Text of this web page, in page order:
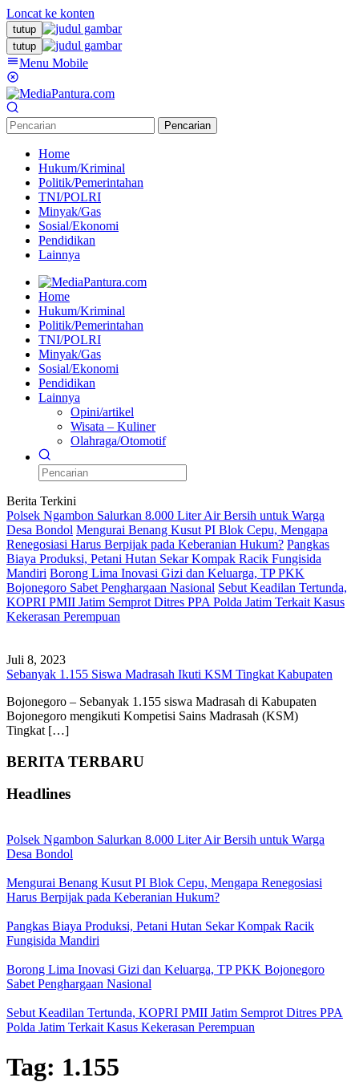
Loncat ke konten
tutup
tutup
Menu Mobile
Pencarian
Home
Hukum/Kriminal
Politik/Pemerintahan
TNI/POLRI
Minyak/Gas
Sosial/Ekonomi
Pendidikan
Lainnya
Home
Hukum/Kriminal
Politik/Pemerintahan
TNI/POLRI
Minyak/Gas
Sosial/Ekonomi
Pendidikan
Lainnya
Opini/artikel
Wisata – Kuliner
Olahraga/Otomotif
Berita Terkini
Polsek Ngambon Salurkan 8.000 Liter Air Bersih untuk Warga
Desa Bondol Mengurai Benang Kusut PI Blok Cepu, Mengapa
Renegosiasi Harus Berpijak pada Keberanian Hukum? Pangkas
Biaya Produksi, Petani Hutan Sekar Kompak Racik Fungisida
Mandiri Borong Lima Inovasi Gizi dan Keluarga, TP PKK
Bojonegoro Sabet Penghargaan Nasional Sebut Keadilan Tertunda,
KOPRI PMII Jatim Semprot Ditres PPA Polda Jatim Terkait Kasus
Kekerasan Perempuan
Juli 8, 2023
Sebanyak 1.155 Siswa Madrasah Ikuti KSM Tingkat Kabupaten
Bojonegoro – Sebanyak 1.155 siswa Madrasah di Kabupaten
Bojonegoro mengikuti Kompetisi Sains Madrasah (KSM)
Tingkat […]
BERITA TERBARU
Headlines
Polsek Ngambon Salurkan 8.000 Liter Air Bersih untuk Warga
Desa Bondol
Mengurai Benang Kusut PI Blok Cepu, Mengapa Renegosiasi
Harus Berpijak pada Keberanian Hukum?
Pangkas Biaya Produksi, Petani Hutan Sekar Kompak Racik
Fungisida Mandiri
Borong Lima Inovasi Gizi dan Keluarga, TP PKK Bojonegoro
Sabet Penghargaan Nasional
Sebut Keadilan Tertunda, KOPRI PMII Jatim Semprot Ditres PPA
Polda Jatim Terkait Kasus Kekerasan Perempuan
Tag: 1.155